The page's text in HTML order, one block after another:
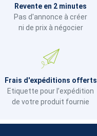
Revente en 2 minutes
Pas d'annonce à créer
ni de prix à négocier
Frais d'expéditions offerts
Etiquette pour l’expédition
de votre produit fournie